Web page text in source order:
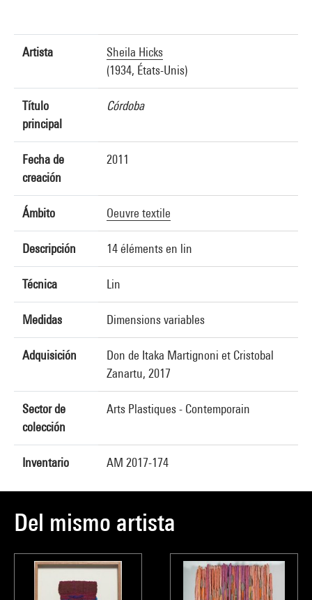
Artista
Sheila Hicks
(1934, États-Unis)
Título
principal
Córdoba
Fecha de
creación
2011
Ámbito Oeuvre textile
Descripción 14 éléments en lin
Técnica Lin
Medidas Dimensions variables
Adquisición
Don de Itaka Martignoni et Cristobal
Zanartu, 2017
Sector de
colección
Arts Plastiques - Contemporain
Inventario AM 2017-174
Del mismo artista